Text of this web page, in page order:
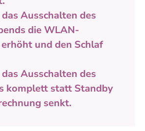
Ausschalten des
die WLAN-
und den Schlaf
Ausschalten des
komplett statt Standby
senkt.